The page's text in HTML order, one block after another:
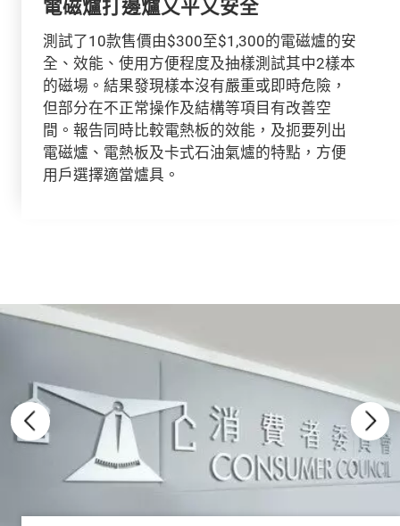
電磁爐打邊爐又平又安全
測試了10款售價由$300至$1,300的電磁爐的安
全、效能、使用方便程度及抽樣測試其中2樣本
的磁場。結果發現樣本沒有嚴重或即時危險，
但部分在不正常操作及結構等項目有改善空
間。報告同時比較電熱板的效能，及扼要列出
電磁爐、電熱板及卡式石油氣爐的特點，方便
用戶選擇適當爐具。